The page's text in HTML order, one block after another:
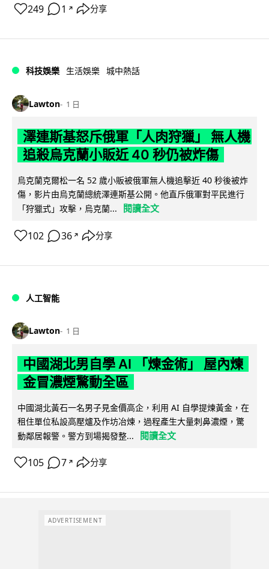
249 1 ↗ 分享
科技娛樂 生活娛樂 城中熱話
Lawton 1 日
澤連斯基怒斥俄軍「人肉狩獵」 無人機
追殺烏克蘭小販近 40 秒仍被炸傷
烏克蘭克爾松一名 52 歲小販被俄軍無人機追擊近 40 秒後被炸
傷，影片由烏克蘭總統澤連斯基公開。他直斥俄軍對平民進行
「狩獵式」攻擊，烏克蘭...
閱讀全文
102 36 ↗ 分享
人工智能
Lawton 1 日
中國湖北男自學 AI 「煉金術」 屋內煉
金冒濃煙驚動全區
中國湖北黃石一名男子見金價高企，利用 AI 自學提煉黃金，在
租住單位私設高壓爐及作坊冶煉，過程產生大量刺鼻濃煙，驚
動鄰居報警。警方到場揭發整...
閱讀全文
105 7 ↗ 分享
ADVERTISEMENT